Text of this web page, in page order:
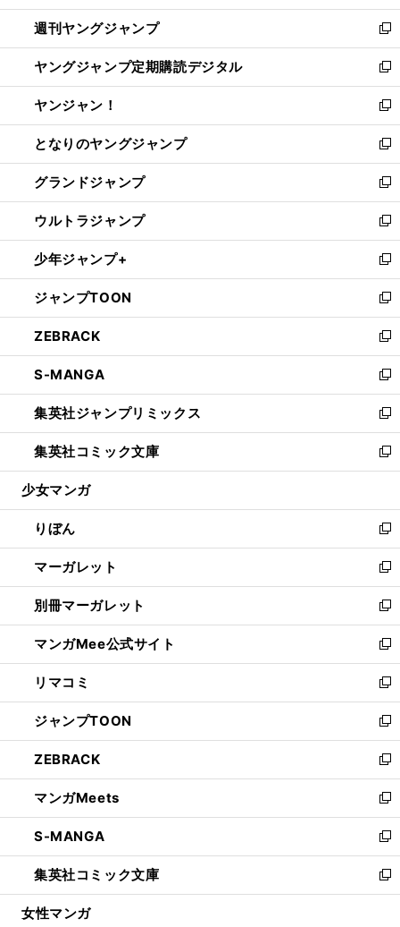
開
く
ウ
で
開
く
ン
ド
ウ
で
開
く
ウ
ィ
ン
ド
ウ
で
開
く
週刊ヤングジャンプ
新
し
い
ウ
ィ
ン
ド
ウ
で
開
く
ヤングジャンプ定期購読デジタル
新
し
い
ウ
ィ
ン
ド
ウ
で
開
く
ヤンジャン！
新
し
い
ウ
ィ
ン
ド
ウ
で
開
く
となりのヤングジャンプ
新
し
い
ウ
ィ
ン
ド
ウ
で
開
く
グランドジャンプ
新
し
い
ウ
ィ
ン
ド
ウ
で
開
く
ウルトラジャンプ
新
し
い
ウ
ィ
ン
ド
ウ
で
開
く
少年ジャンプ+
新
し
い
ウ
ィ
ン
ド
ウ
で
開
く
ジャンプTOON
新
し
い
ウ
ィ
ン
ド
ウ
で
開
ZEBRACK
新
し
い
ウ
ィ
ン
ド
ウ
開
く
S-MANGA
新
し
い
ウ
ィ
ン
ウ
で
開
く
集英社ジャンプリミックス
新
し
い
ウ
ン
ド
ウ
で
開
く
集英社コミック文庫
新
し
ウ
ィ
ン
ド
ウ
で
開
く
少女マンガ
りぼん
新
し
い
ウ
ィ
ン
ド
ウ
で
開
く
マーガレット
新
し
い
ウ
ィ
ン
ド
ウ
で
開
く
別冊マーガレット
新
し
い
ウ
ィ
ン
ド
ウ
で
開
く
マンガMee公式サイト
新
し
い
ウ
ィ
ン
ド
ウ
で
開
く
リマコミ
新
し
い
ウ
ィ
ン
ド
ウ
で
開
く
ジャンプTOON
新
し
い
ウ
ィ
ン
ド
ウ
で
開
ZEBRACK
新
し
い
ウ
ィ
ン
ド
ウ
マンガMeets
新
し
い
ウ
ィ
ン
S-MANGA
新
し
い
ウ
集英社コミック文庫
新
し
女性マンガ